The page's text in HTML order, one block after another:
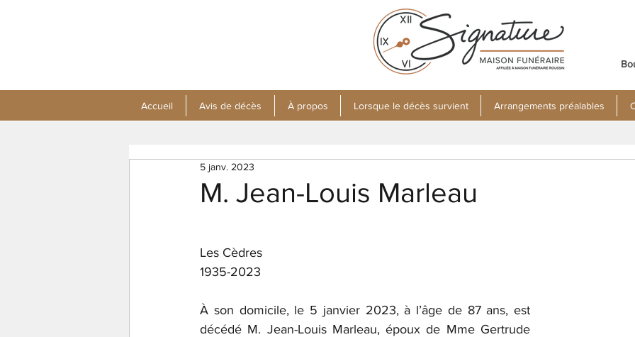
Accueil Avis de décès À propos Lorsque le décès survient Arrangements préalables
M. Jean-Louis Marleau
5 janv. 2023
Les Cèdres
1935-2023
À son domicile, le 5 janvier 2023, à l’âge de 87 ans, est
décédé M. Jean-Louis Marleau, époux de Mme Gertrude